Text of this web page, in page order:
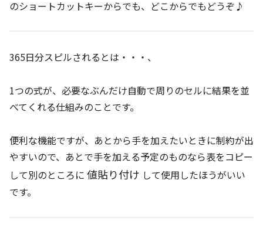
のショートカットキーからでも、どこからでもどうぞ♪
365日分スピルされるとは・・・、
1つの式が、必要なぶんだけ自動で周りのセルに結果を並
べてくれる仕組みのことです。
便利な機能ですが、あとから手を加えたいときに制約が出
やすいので、あとで手を加える予定のものなら表をコピー
して別のところに 値貼り付け して使用したほうがいい
です。